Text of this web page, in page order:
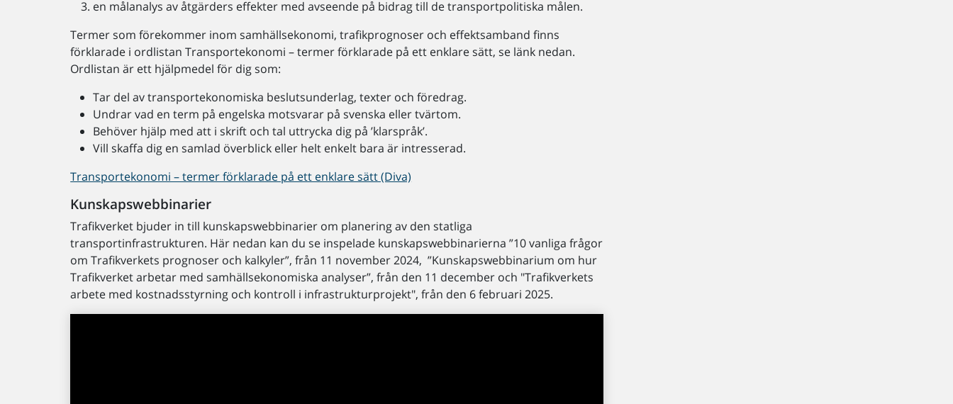
en målanalys av åtgärders effekter med avseende på bidrag till de transportpolitiska målen.
Termer som förekommer inom samhällsekonomi, trafikprognoser och effektsamband finns
förklarade i ordlistan Transportekonomi – termer förklarade på ett enklare sätt, se länk nedan.
Ordlistan är ett hjälpmedel för dig som:
Tar del av transportekonomiska beslutsunderlag, texter och föredrag.
Undrar vad en term på engelska motsvarar på svenska eller tvärtom.
Behöver hjälp med att i skrift och tal uttrycka dig på ’klarspråk’.
Vill skaffa dig en samlad överblick eller helt enkelt bara är intresserad.
Transportekonomi – termer förklarade på ett enklare sätt (Diva)
Kunskapswebbinarier
Trafikverket bjuder in till kunskapswebbinarier om planering av den statliga
transportinfrastrukturen. Här nedan kan du se inspelade kunskapswebbinarierna ”10 vanliga frågor
om Trafikverkets prognoser och kalkyler”, från 11 november 2024, ”Kunskapswebbinarium om hur
Trafikverket arbetar med samhällsekonomiska analyser”, från den 11 december och "Trafikverkets
arbete med kostnadsstyrning och kontroll i infrastrukturprojekt", från den 6 februari 2025.